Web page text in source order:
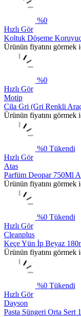
%0
Hızlı Gör
Koltuk Döşeme
Ürünün fiyatını görmek
%0
Hızlı Gör
Motip
Cila Gri (Gri Renkli
Ürünün fiyatını görmek
%0 Tükendi
Hızlı Gör
Atas
Parfüm Deopar 750Ml
Ürünün fiyatını görmek
%0 Tükendi
Hızlı Gör
Cleanplus
Keçe Yün İp Beyaz
Ürünün fiyatını görmek
%0 Tükendi
Hızlı Gör
Dayson
Pasta Süngeri Orta Sert